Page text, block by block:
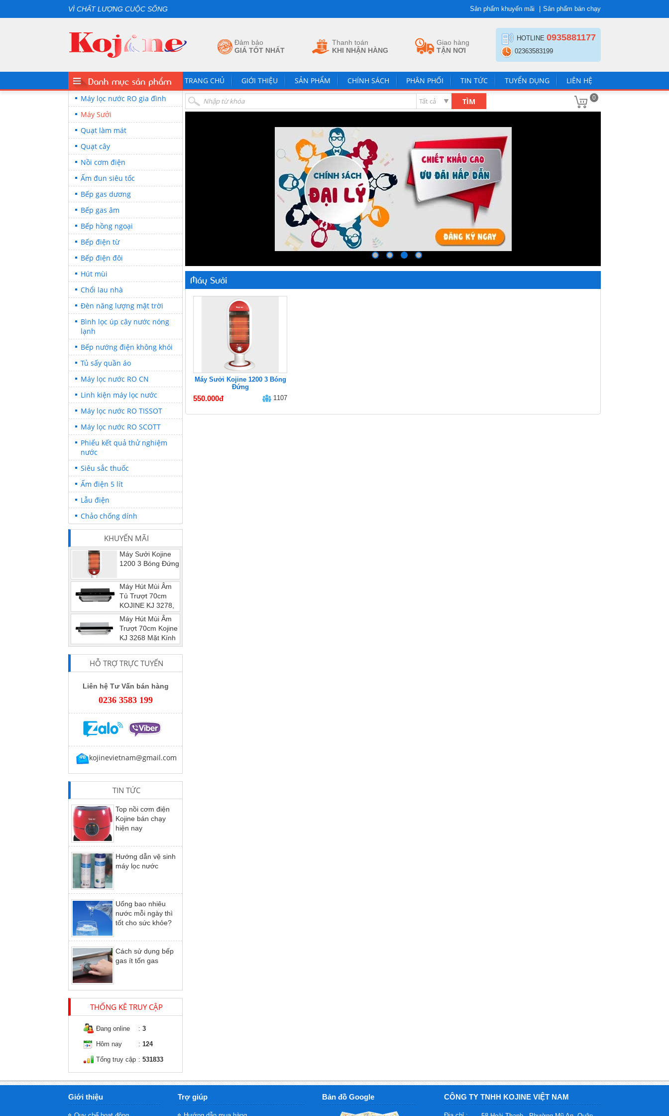
VÌ CHẤT LƯỢNG CUỘC SỐNG Sản phẩm khuyến mãi Sản phẩm bán chạy
Đảm bảo
GIÁ TỐT NHẤT
Thanh toán
KHI NHẬN HÀNG
Giao hàng
TẬN NƠI
HOTLINE 0935881177
02363583199
TRANG CHỦ GIỚI THIỆU SẢN PHẨM CHÍNH SÁCH PHÂN PHỐI TIN TỨC TUYỂN DỤNG LIÊN HỆ
Danh mục sản phẩm
Máy lọc nước RO gia đình
Máy Sưởi
Quạt làm mát
Quạt cây
Nồi cơm điện
Ấm đun siêu tốc
Bếp gas dương
Bếp gas âm
Bếp hồng ngoại
Bếp điện từ
Bếp điện đôi
Hút mùi
Chổi lau nhà
Đèn năng lượng mặt trời
Bình lọc úp cây nước nóng
lạnh
Bếp nướng điện không khói
Tủ sấy quần áo
Máy lọc nước RO CN
Linh kiện máy lọc nước
Máy lọc nước RO TISSOT
Máy lọc nước RO SCOTT
Phiếu kết quả thử nghiệm
nước
Siêu sắc thuốc
Ấm điện 5 lít
Lẫu điện
Chảo chống dính
KHUYẾN MÃI
Máy Sưởi Kojine
1200 3 Bóng Đứng
Máy Hút Mùi Âm
Tủ Trượt 70cm
KOJINE KJ 3278,
Công Tắc Cảm
Biến 3 Tốc Độ, Lưới Lọc Mỡ
Nhôm 3 Lớp
Máy Hút Mùi Âm
Trượt 70cm Kojine
KJ 3268 Mặt Kính
cao Cấp
HỖ TRỢ TRỰC TUYẾN
Liên hệ Tư Vấn bán hàng
0236 3583 199
kojinevietnam@gmail.com
TIN TỨC
Top nồi cơm điện
Kojine bán chạy
hiện nay
Hướng dẫn vệ sinh
máy lọc nước
Uống bao nhiêu
nước mỗi ngày thì
tốt cho sức khỏe?
Cách sử dụng bếp
gas ít tốn gas
THỐNG KÊ TRUY CẬP
Đang online : 3
Hôm nay : 124
Tổng truy cập : 531833
0
Máy Sưởi
Máy Sưởi Kojine 1200 3 Bóng
Đứng
550.000đ 1107
Giới thiệu Trợ giúp Bản đồ Google CÔNG TY TNHH KOJINE VIỆT NAM